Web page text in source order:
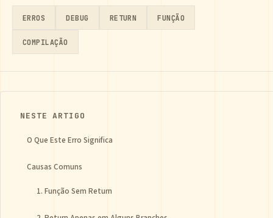
ERROS DEBUG RETURN FUNÇÃO
COMPILAÇÃO
NESTE ARTIGO
O Que Este Erro Significa
Causas Comuns
1. Função Sem Return